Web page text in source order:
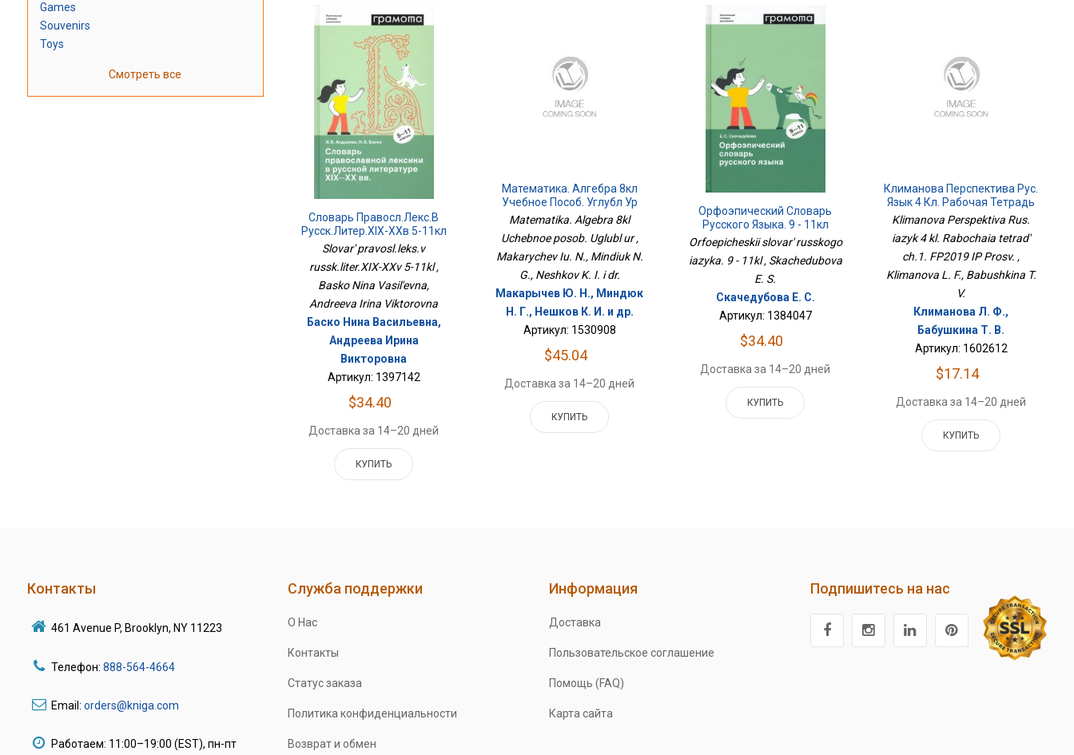
Games
Souvenirs
Toys
Смотреть все
Словарь Правосл.лекс.в
Русск.литер.XIX-XXв 5-11кл
Slovar' pravosl.leks.v
russk.liter.XIX-XXv 5-11kl ,
Basko Nina Vasil'evna,
Andreeva Irina Viktorovna
Баско Нина Васильевна,
Андреева Ирина
Викторовна
Артикул: 1397142
$34.40
Доставка за 14–20 дней
КУПИТЬ
Математика. Алгебра 8кл
Учебное Пособ. Углубл Ур
Matematika. Algebra 8kl
Uchebnoe posob. Uglubl ur ,
Makarychev Iu. N., Mindiuk N.
G., Neshkov K. I. i dr.
Макарычев Ю. Н., Миндюк
Н. Г., Нешков К. И. и др.
Артикул: 1530908
$45.04
Доставка за 14–20 дней
КУПИТЬ
Орфоэпический Словарь
Русского Языка. 9 - 11кл
Orfoepicheskii slovar' russkogo
iazyka. 9 - 11kl , Skachedubova
E. S.
Скачедубова Е. С.
Артикул: 1384047
$34.40
Доставка за 14–20 дней
КУПИТЬ
Климанова Перспектива Рус.
Язык 4 Кл. Рабочая Тетрадь
Ч.1. ФП2019 ИП Просв.
Klimanova Perspektiva Rus.
iazyk 4 kl. Rabochaia tetrad'
ch.1. FP2019 IP Prosv. ,
Klimanova L. F., Babushkina T.
V.
Климанова Л. Ф.,
Бабушкина Т. В.
Артикул: 1602612
$17.14
Доставка за 14–20 дней
КУПИТЬ
Контакты
461 Avenue P, Brooklyn, NY 11223
Телефон: 888-564-4664
Email: orders@kniga.com
Работаем: 11:00–19:00 (EST), пн-пт
Служба поддержки
О Нас
Контакты
Статус заказа
Политика конфиденциальности
Возврат и обмен
Информация
Доставка
Пользовательское соглашение
Помощь (FAQ)
Карта сайта
Подпишитесь на нас